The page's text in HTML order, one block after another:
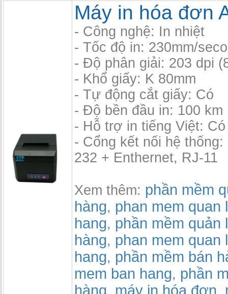
Máy in hóa đơn
- Công nghệ: In nhiệt
- Tốc độ in: 230mm/
- Độ phân giải: 203 dpi
- Khổ giấy: K 80mm
- Tự động cắt giấy: Có
- Độ bền đầu in: 100 km
- Hỗ trợ in tiếng Việt: Có
- Cổng kết nối hệ thống:
232 + Enthernet, RJ-11
Xem thêm: phần mềm
hàng, phan mem quan
hang, phần mềm quản
hàng, phan mem quan
hang, phần mềm bán
mem ban hang, phần
hàng máy in hóa đơn